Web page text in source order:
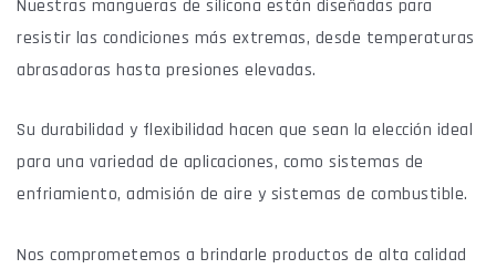
Nuestras mangueras de silicona están diseñadas para
resistir las condiciones más extremas, desde temperaturas
abrasadoras hasta presiones elevadas.
Su durabilidad y flexibilidad hacen que sean la elección ideal
para una variedad de aplicaciones, como sistemas de
enfriamiento, admisión de aire y sistemas de combustible.
Nos comprometemos a brindarle productos de alta calidad